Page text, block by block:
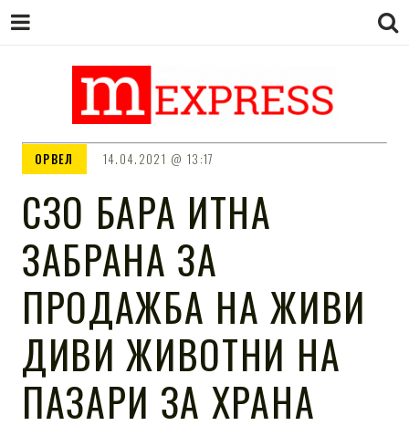
M EXPRESS
ОРВЕЛ 14.04.2021 13:17
СЗО БАРА ИТНА
ЗАБРАНА ЗА
ПРОДАЖБА НА ЖИВИ
ДИВИ ЖИВОТНИ НА
ПАЗАРИ ЗА ХРАНА